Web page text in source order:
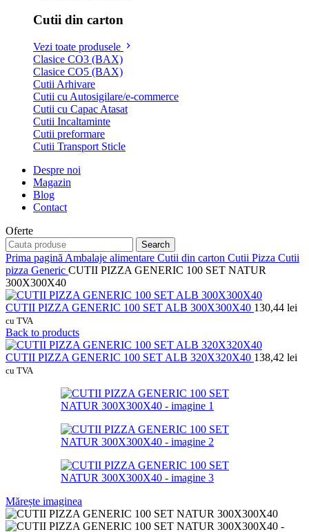
Cutii din carton
Vezi toate produsele
Clasice CO3 (BAX)
Clasice CO5 (BAX)
Cutii Arhivare
Cutii cu Autosigilare/e-commerce
Cutii cu Capac Atasat
Cutii Incaltaminte
Cutii preformare
Cutii Transport Sticle
Despre noi
Magazin
Blog
Contact
Oferte
Search
Prima pagină Ambalaje alimentare Cutii din carton Cutii Pizza Cutii
pizza Generic CUTII PIZZA GENERIC 100 SET NATUR
300X300X40
CUTII PIZZA GENERIC 100 SET ALB 300X300X40 130,44 lei
cu TVA
Back to products
CUTII PIZZA GENERIC 100 SET ALB 320X320X40 138,42 lei
cu TVA
Mărește imaginea